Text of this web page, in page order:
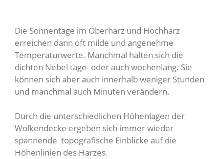
Die Sonnentage im Oberharz und Hochharz
erreichen dann oft milde und angenehme
Temperaturwerte. Manchmal halten sich die
dichten Nebel tage- oder auch wochenlang. Sie
können sich aber auch innerhalb weniger Stunden
und manchmal auch Minuten verändern.
Durch die unterschiedlichen Höhenlagen der
Wolkendecke ergeben sich immer wieder
spannende topografische Einblicke auf die
Höhenlinien des Harzes.